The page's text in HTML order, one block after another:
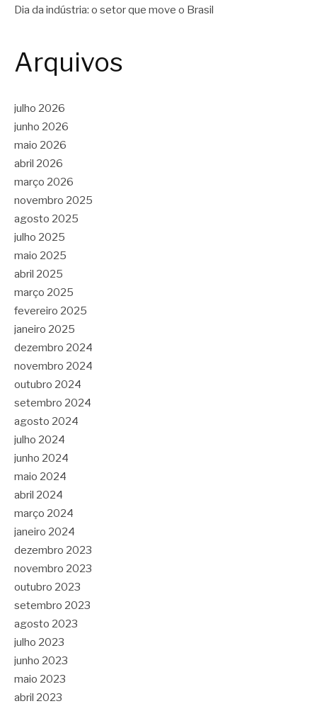
Dia da indústria: o setor que move o Brasil
Arquivos
julho 2026
junho 2026
maio 2026
abril 2026
março 2026
novembro 2025
agosto 2025
julho 2025
maio 2025
abril 2025
março 2025
fevereiro 2025
janeiro 2025
dezembro 2024
novembro 2024
outubro 2024
setembro 2024
agosto 2024
julho 2024
junho 2024
maio 2024
abril 2024
março 2024
janeiro 2024
dezembro 2023
novembro 2023
outubro 2023
setembro 2023
agosto 2023
julho 2023
junho 2023
maio 2023
abril 2023